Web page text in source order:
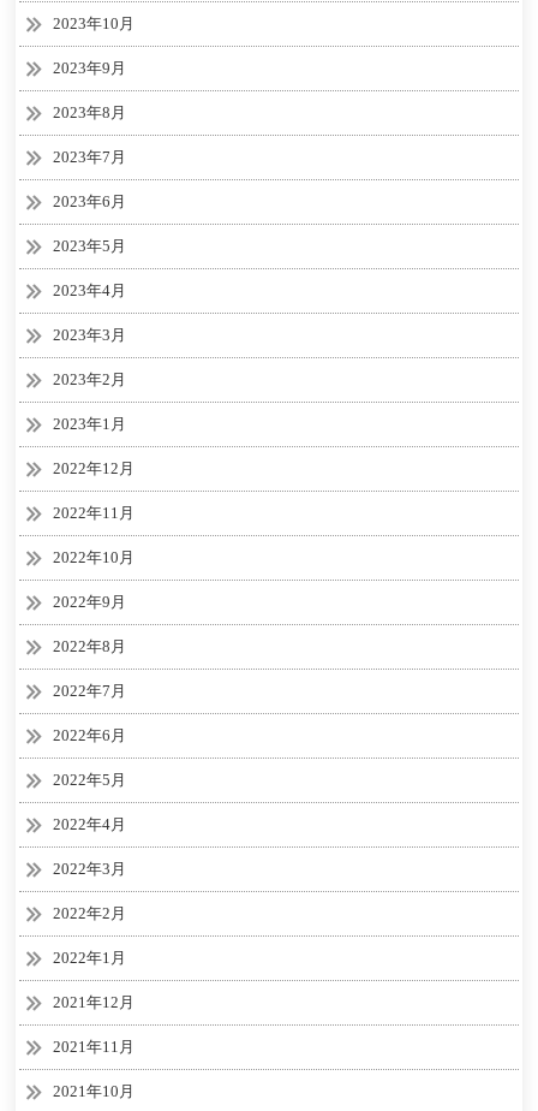
2023年10月
2023年9月
2023年8月
2023年7月
2023年6月
2023年5月
2023年4月
2023年3月
2023年2月
2023年1月
2022年12月
2022年11月
2022年10月
2022年9月
2022年8月
2022年7月
2022年6月
2022年5月
2022年4月
2022年3月
2022年2月
2022年1月
2021年12月
2021年11月
2021年10月